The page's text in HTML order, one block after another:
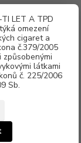
TI LET A TPD
omezení
cigaret a
č.379/2005
látkami
č. 225/2006
Sb.
Menu
za0 Kč